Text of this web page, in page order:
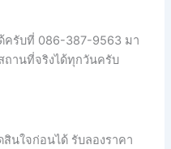
ครับที่ 086-387-9563 มา
ถานที่จริงได้ทุกวันครับ
นใจก่อนได้ รับลองราคา